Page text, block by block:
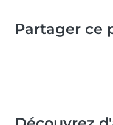
Partager ce